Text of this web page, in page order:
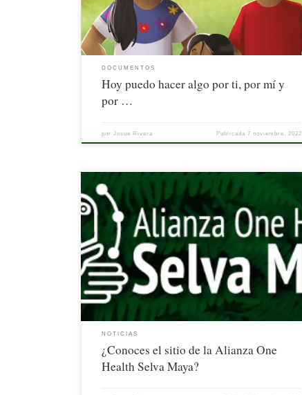
DOCUMENTOS
Hoy puedo hacer algo por ti, por mí y
por …
porJosue Rivera Publicada 7 noviembre, 2022
NOTICIAS
¿Conoces el sitio de la Alianza One
Health Selva Maya?